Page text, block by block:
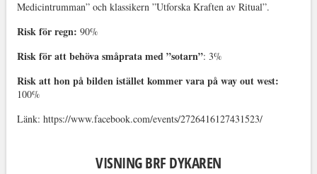
Medicintrumman” och klassikern ”Utforska Kraften av Ritual”.
Risk för regn: 90%
Risk för att behöva småprata med ”sotarn”: 3%
Risk att hon på bilden istället kommer vara på way out west:
100%
Länk: https://www.facebook.com/events/2726416127431523/
VISNING BRF DYKAREN